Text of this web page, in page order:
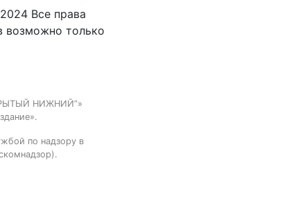
Все права
возможно только
НИЖНИЙ”»
по надзору в